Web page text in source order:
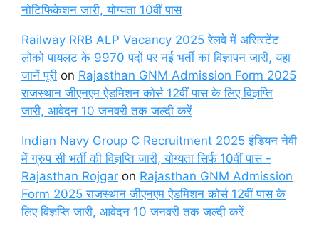
नोटिफिकेशन जारी, योग्यता 10वीं पास
Railway RRB ALP Vacancy 2025 रेलवे में असिस्टेंट
लोको पायलट के 9970 पदों पर नई भर्ती का विज्ञापन जारी, यहा
जानें पूरी on Rajasthan GNM Admission Form 2025
राजस्थान जीएनएम ऐडमिशन कोर्स 12वीं पास के लिए विज्ञप्ति
जारी, आवेदन 10 जनवरी तक जल्दी करें
Indian Navy Group C Recruitment 2025 इंडियन नेवी
में ग्रुप सी भर्ती की विज्ञप्ति जारी, योग्यता सिर्फ 10वीं पास -
Rajasthan Rojgar on Rajasthan GNM Admission
Form 2025 राजस्थान जीएनएम ऐडमिशन कोर्स 12वीं पास के
लिए विज्ञप्ति जारी, आवेदन 10 जनवरी तक जल्दी करें